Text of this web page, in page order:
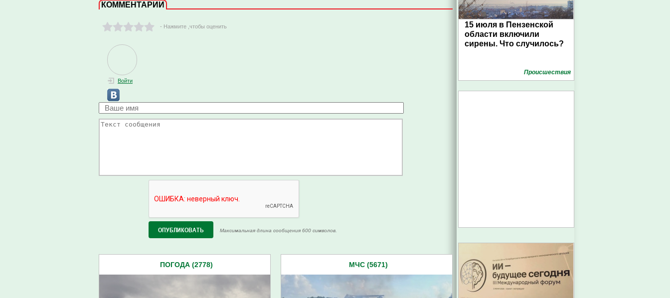
КОММЕНТАРИИ
- Нажмите ,чтобы оценить
Войти
Максимальная длина сообщения 600 символов.
ПОГОДА (2778) МЧС (5671)
15 июля в Пензенской
области включили
сирены. Что случилось?
Проиcшествия